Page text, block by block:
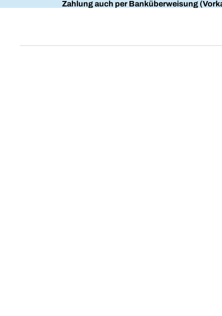
Zahlung auch per Banküberweisung